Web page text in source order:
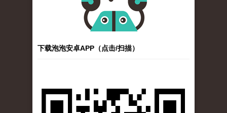
下载泡泡安卓APP（点击/扫描）